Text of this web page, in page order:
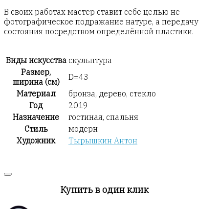
В своих работах мастер ставит себе целью не
фотографическое подражание натуре, а передачу
состояния посредством определённой пластики.
Виды искусства скульптура
Размер,
ширина (см)
D=43
Материал
бронза, дерево, стекло
Год
2019
Назначение
гостиная, спальня
Стиль
модерн
Художник
Тырышкин Антон
Купить в один клик